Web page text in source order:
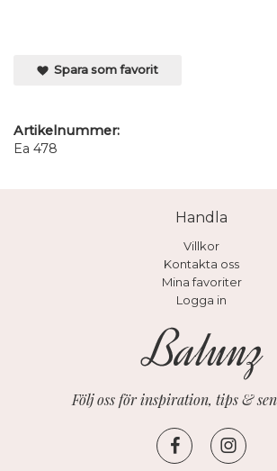
Spara som favorit
Artikelnummer:
Ea 478
Handla
Villkor
Kontakta oss
Mina favoriter
Logga in
Följ oss för inspiration, tips &